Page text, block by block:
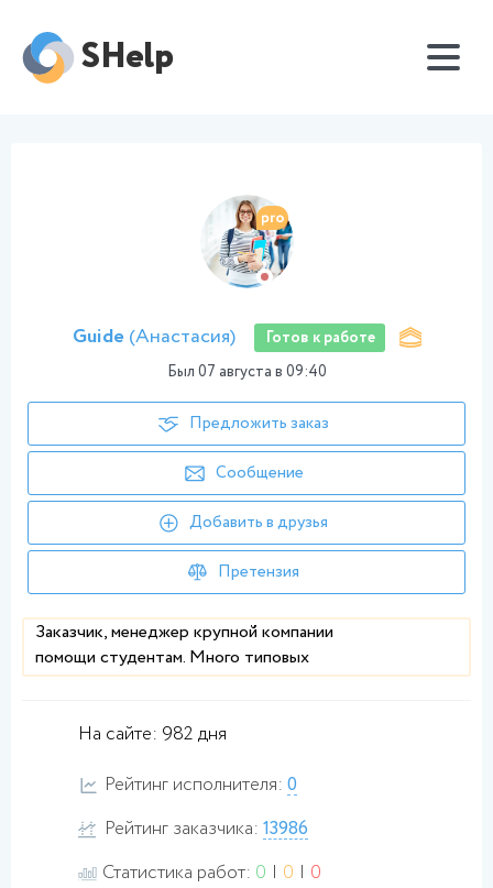
SHelp
Guide(Анастасия)
Готов к работе
Был 07 августа в 09:40
Предложить заказ
Сообщение
Добавить в друзья
Претензия
Заказчик, менеджер крупной компании
помощи студентам. Много типовых
заказов, лояльное отношение к авторам.
постоянным исполнителям. На площадке
работаем более 7 лет.
На сайте: 982 дня
Рейтинг исполнителя: 0
Рейтинг заказчика: 13986
Статистика работ: 0 | 0 | 0